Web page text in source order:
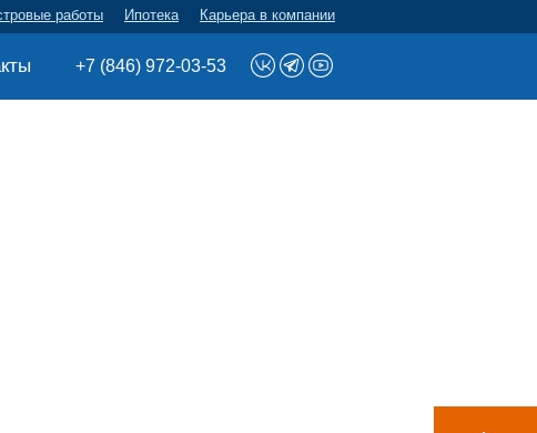
работы Ипотека Карьера в компании
+7 (846) 972-03-53